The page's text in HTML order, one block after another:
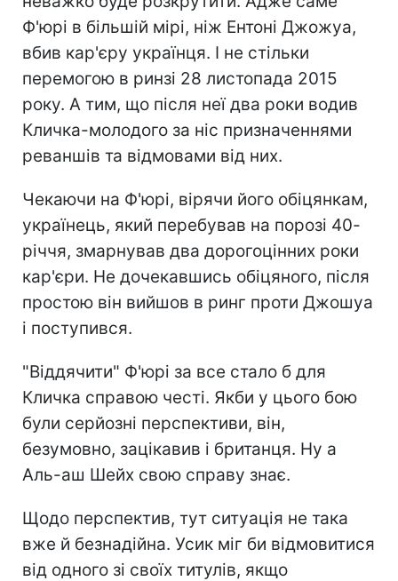
Ф'юрі в більшій мірі, ніж Ентоні Джожуа,
вбив кар'єру українця. І не стільки
перемогою в ринзі 28 листопада 2015
року. А тим, що після неї два роки водив
Кличка-молодого за ніс призначеннями
реваншів та відмовами від них.
Чекаючи на Ф'юрі, вірячи його обіцянкам,
українець, який перебував на порозі 40-
річчя, змарнував два дорогоцінних роки
кар'єри. Не дочекавшись обіцяного, після
простою він вийшов в ринг проти Джошуа
і поступився.
"Віддячити" Ф'юрі за все стало б для
Кличка справою честі. Якби у цього бою
були серйозні перспективи, він,
безумовно, зацікавив і британця. Ну а
Аль-аш Шейх свою справу знає.
Щодо перспектив, тут ситуація не така
вже й безнадійна. Усик міг би відмовитися
від одного зі своїх титулів, якщо